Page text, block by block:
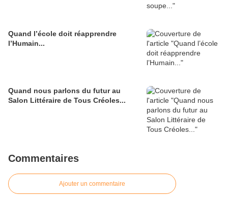
Quand l’école doit réapprendre
l’Humain...
Quand nous parlons du futur au
Salon Littéraire de Tous Créoles...
Commentaires
Ajouter un commentaire